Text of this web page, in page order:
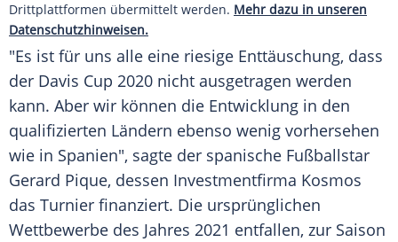
Drittplattformen übermittelt werden. Mehr dazu in unseren
Datenschutzhinweisen.
"Es ist für uns alle eine riesige Enttäuschung, dass
der Davis Cup 2020 nicht ausgetragen werden
kann. Aber wir können die Entwicklung in den
qualifizierten Ländern ebenso wenig vorhersehen
wie in Spanien", sagte der spanische Fußballstar
Gerard Pique, dessen Investmentfirma Kosmos
das Turnier finanziert. Die ursprünglichen
Wettbewerbe des Jahres 2021 entfallen, zur Saison